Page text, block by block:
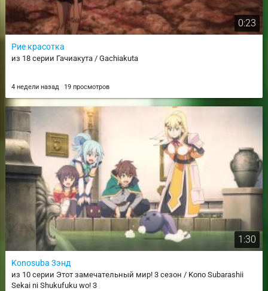
0:23
Рие красотка
из 18 серии Гачиакута / Gachiakuta
4 недели назад 19 просмотров
1:30
Konosuba 3энд
из 10 серии Этот замечательный мир! 3 сезон / Kono Subarashii
Sekai ni Shukufuku wo! 3